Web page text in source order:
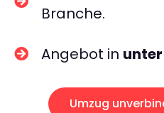
Branche.
Angebot in
Umzug